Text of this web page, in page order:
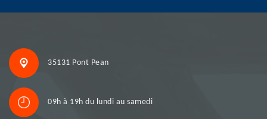
35131 Pont Pean
09h à 19h du lundi au samedi